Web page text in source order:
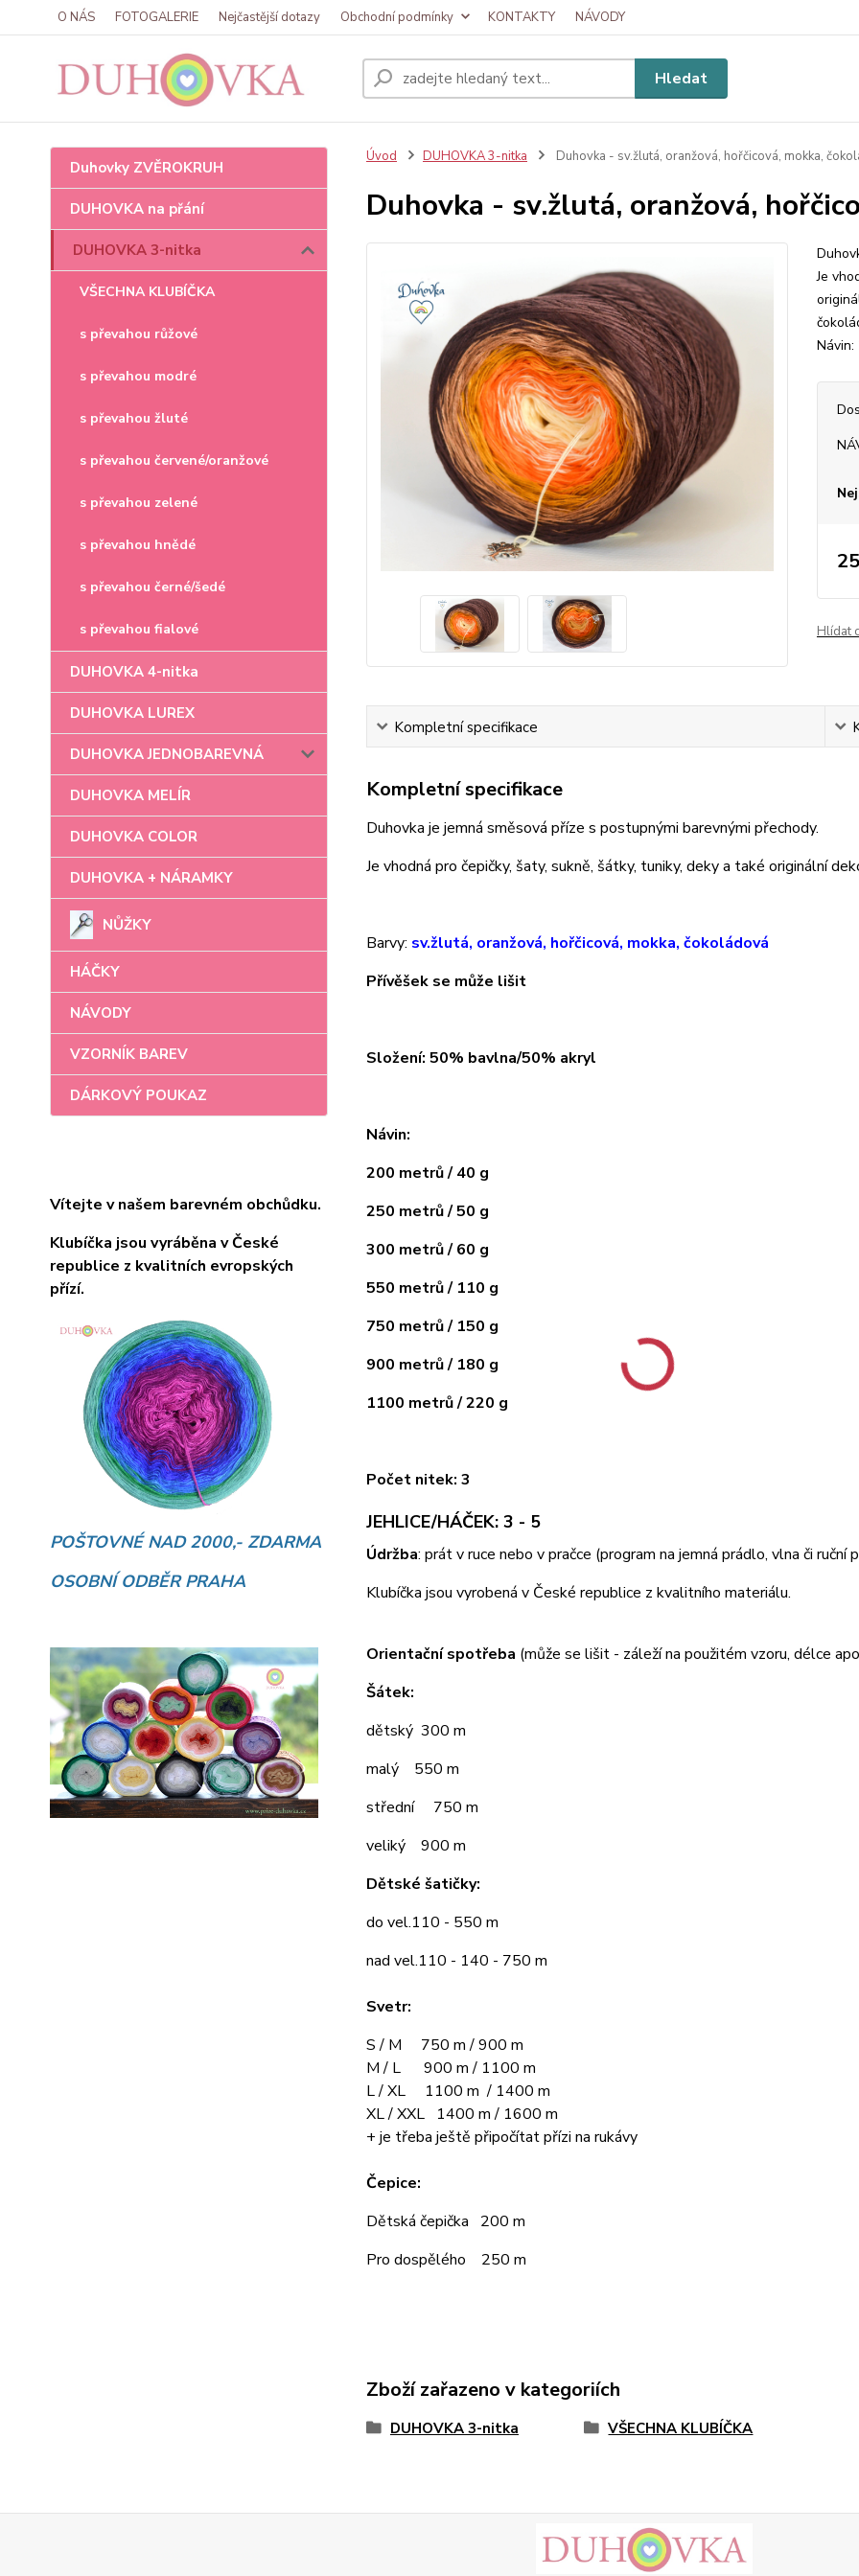
O NÁS FOTOGALERIE Nejčastější dotazy Obchodní podmínky KONTAKTY NÁVODY
Hledat
Duhovky ZVĚROKRUH
DUHOVKA na přání
DUHOVKA 3-nitka
VŠECHNA KLUBÍČKA
s převahou růžové
s převahou modré
s převahou žluté
s převahou červené/oranžové
s převahou zelené
s převahou hnědé
s převahou černé/šedé
s převahou fialové
DUHOVKA 4-nitka
DUHOVKA LUREX
DUHOVKA JEDNOBAREVNÁ
DUHOVKA MELÍR
DUHOVKA COLOR
DUHOVKA + NÁRAMKY
NŮŽKY
HÁČKY
NÁVODY
VZORNÍK BAREV
DÁRKOVÝ POUKAZ
Vítejte v našem barevném obchůdku.
Klubíčka jsou vyráběna v České
republice z kvalitních evropských
přízí.
POŠTOVNÉ NAD 2000,- ZDARMA
OSOBNÍ ODBĚR PRAHA
Úvod DUHOVKA 3-nitka Duhovka - sv.žlutá, oranžová, hořčicová, mokka,
Duhovka - sv.žlutá, oranžová,
Je
Návin:
Hlídat
Kompletní specifikace
Kompletní specifikace
Duhovka je jemná směsová příze s postupnými barevnými přechody.
Je vhodná pro čepičky, šaty, sukně, šátky, tuniky, deky a také originální
Barvy: sv.žlutá, oranžová, hořčicová, mokka, čokoládová
Přívěšek se může lišit
Složení: 50% bavlna/50% akryl
Návin:
200 metrů / 40 g
250 metrů / 50 g
300 metrů / 60 g
550 metrů / 110 g
750 metrů / 150 g
900 metrů / 180 g
1100 metrů / 220 g
Počet nitek: 3
JEHLICE/HÁČEK: 3 - 5
Údržba: prát v ruce nebo v pračce (program na jemná prádlo, vlna či
Klubíčka jsou vyrobená v České republice z kvalitního materiálu.
Orientační spotřeba (může se lišit - záleží na použitém vzoru, délce
Šátek:
dětský 300 m
malý 550 m
střední 750 m
veliký 900 m
Dětské šatičky:
do vel.110 - 550 m
nad vel.110 - 140 - 750 m
Svetr:
S / M 750 m / 900 m
M / L 900 m / 1100 m
L / XL 1100 m / 1400 m
XL / XXL 1400 m / 1600 m
+ je třeba ještě připočítat přízi na rukávy
Čepice:
Dětská čepička 200 m
Pro dospělého 250 m
Zboží zařazeno v kategoriích
DUHOVKA 3-nitka VŠECHNA KLUBÍČKA